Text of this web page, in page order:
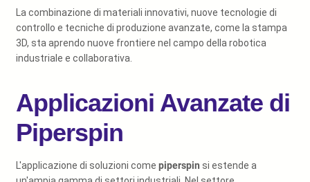
La combinazione di materiali innovativi, nuove tecnologie di
controllo e tecniche di produzione avanzate, come la stampa
3D, sta aprendo nuove frontiere nel campo della robotica
industriale e collaborativa.
Applicazioni Avanzate di
Piperspin
L'applicazione di soluzioni come piperspin si estende a